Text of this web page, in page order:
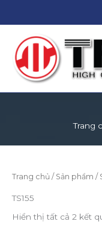
dung
Trang
Trang chủ / Sản phẩm /
TS155
Hiển thị tất cả 2 kết